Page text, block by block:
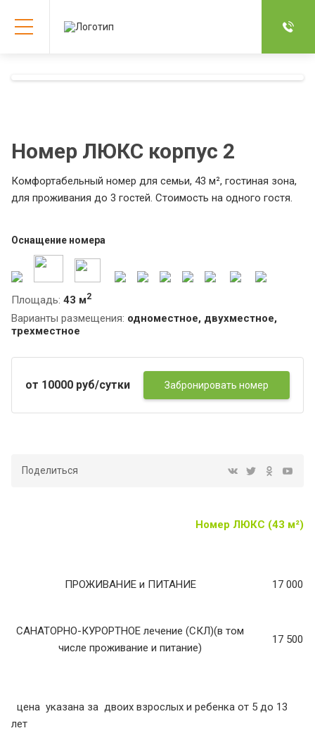
Номер ЛЮКС корпус 2
Комфортабельный номер для семьи, 43 м², гостиная зона,
для проживания до 3 гостей. Стоимость на одного гостя.
Оснащение номера
Площадь: 43 м2
Варианты размещения: одноместное, двухместное,
трехместное
от 10000 руб/сутки Забронировать номер
Поделиться
Номер ЛЮКС (43 м²)
ПРОЖИВАНИЕ и ПИТАНИЕ 17 000
САНАТОРНО-КУРОРТНОЕ лечение (СКЛ)(в том
числе проживание и питание)
17 500
цена указана за двоих взрослых и ребенка от 5 до 13
лет